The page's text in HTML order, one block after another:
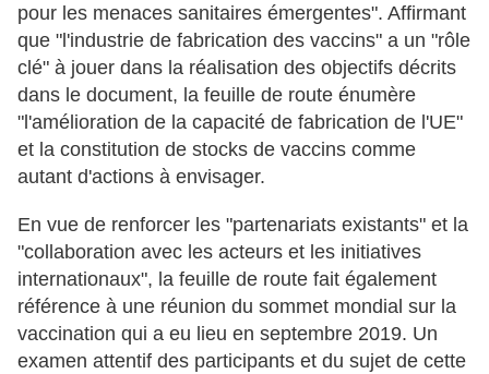
pour les menaces sanitaires émergentes". Affirmant
que "l'industrie de fabrication des vaccins" a un "rôle
clé" à jouer dans la réalisation des objectifs décrits
dans le document, la feuille de route énumère
"l'amélioration de la capacité de fabrication de l'UE"
et la constitution de stocks de vaccins comme
autant d'actions à envisager.
En vue de renforcer les "partenariats existants" et la
"collaboration avec les acteurs et les initiatives
internationaux", la feuille de route fait également
référence à une réunion du sommet mondial sur la
vaccination qui a eu lieu en septembre 2019. Un
examen attentif des participants et du sujet de cette